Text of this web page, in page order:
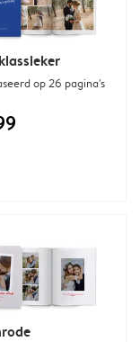
op 26 pagina's